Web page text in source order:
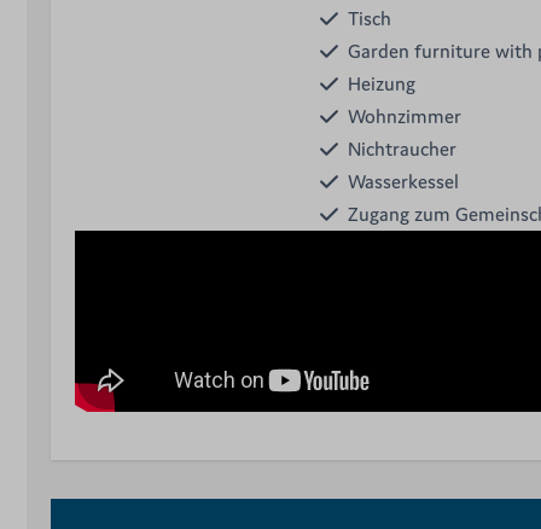
Tisch
Garden furniture with
Heizung
Wohnzimmer
Nichtraucher
Wasserkessel
Zugang zum